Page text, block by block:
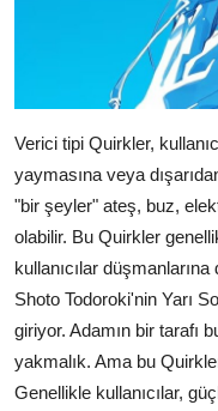
Verici tipi Quirkler,
yaymasına veya
"bir şeyler" ateş, buz,
olabilir. Bu Quirkler
kullanıcılar
Shoto Todoroki'nin Yarı
giriyor. Adamın bir tarafı
yakmalık. Ama bu
Genellikle kullanıcılar,